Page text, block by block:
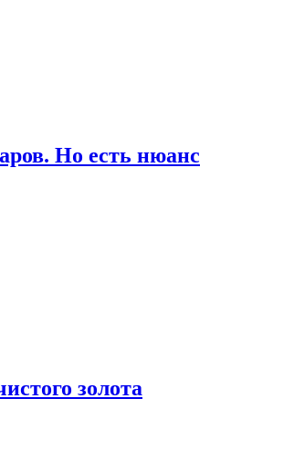
Но есть нюанс
золота